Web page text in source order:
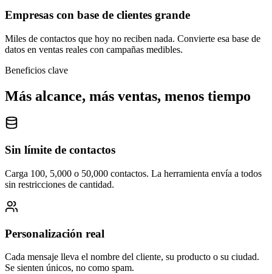
Empresas con base de clientes grande
Miles de contactos que hoy no reciben nada. Convierte esa base de
datos en ventas reales con campañas medibles.
Beneficios clave
Más alcance, más ventas, menos tiempo
Sin límite de contactos
Carga 100, 5,000 o 50,000 contactos. La herramienta envía a todos
sin restricciones de cantidad.
Personalización real
Cada mensaje lleva el nombre del cliente, su producto o su ciudad.
Se sienten únicos, no como spam.